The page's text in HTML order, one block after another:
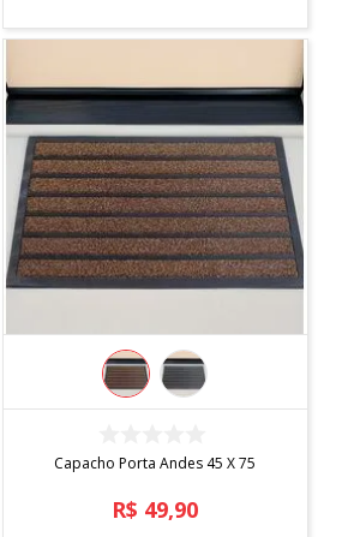
Capacho Porta Andes 45 X 75
R$ 49,90